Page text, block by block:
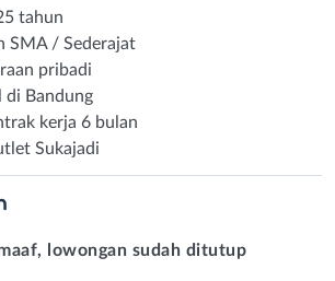
tahun
SMA / Sederajat
pribadi
di Bandung
kerja 6 bulan
Sukajadi
lowongan sudah ditutup